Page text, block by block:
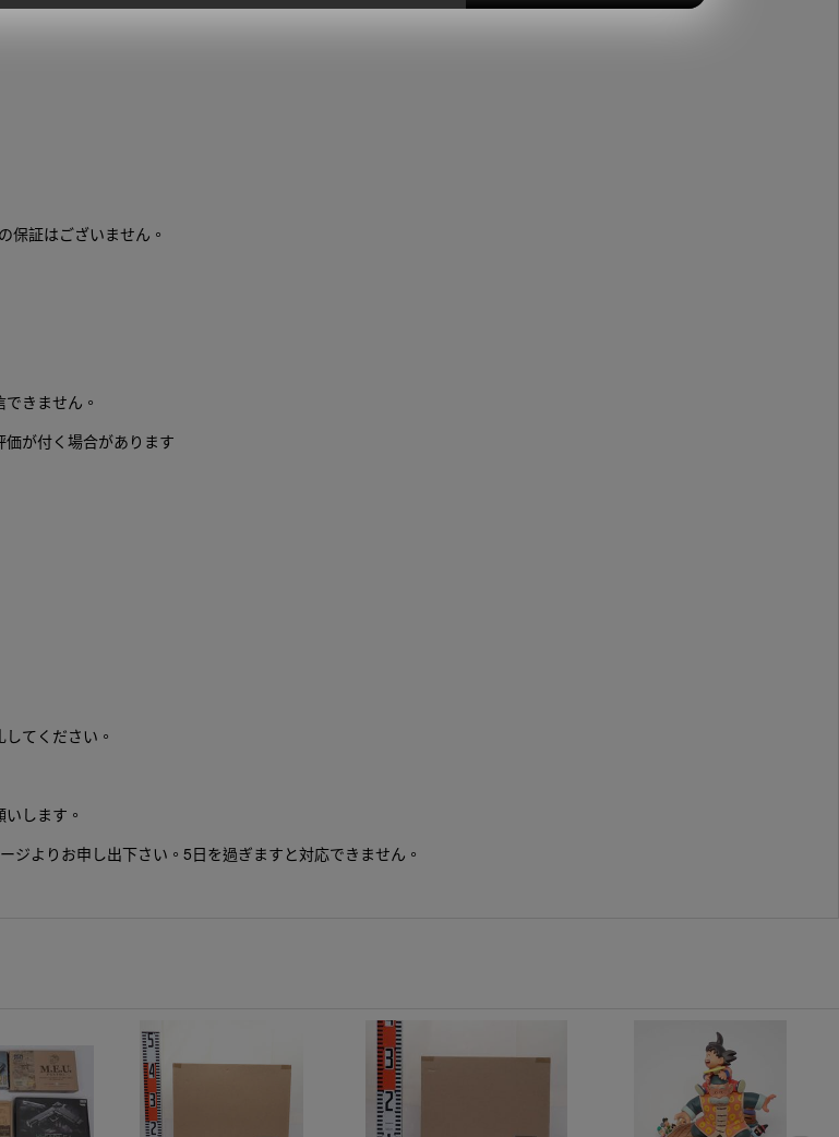
の保証はございません。
きません。
が付く場合があります
てください。
します。
よりお申し出下さい。5日を過ぎますと対応できません。